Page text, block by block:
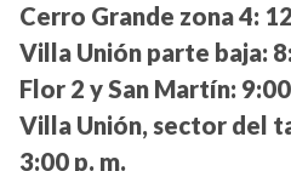
Cerro Grande zona 4:
Villa Unión parte baja:
Flor 2 y San Martín:
Villa Unión, sector del
3:00 p. m.